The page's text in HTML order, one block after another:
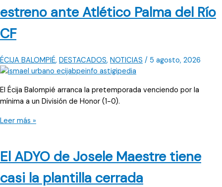
estreno ante Atlético Palma del Río
CF
ÉCIJA BALOMPIÉ, DESTACADOS, NOTICIAS / 5 agosto, 2026
El Écija Balompié arranca la pretemporada venciendo por la
mínima a un División de Honor (1-0).
El
vence
en
su
Leer más »
El ADYO de Josele Maestre tiene
casi la plantilla cerrada